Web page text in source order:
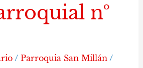
nº
/ Parroquia San Millán/